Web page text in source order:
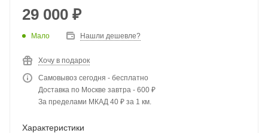
29 000 ₽
Мало Нашли дешевле?
Хочу в подарок
Самовывоз сегодня - бесплатно
Доставка по Москве завтра - 600 ₽
За пределами МКАД 40 ₽ за 1 км.
Характеристики